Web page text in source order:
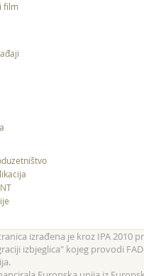
film
izrađena je kroz IPA 2010
izbjeglica" kojeg provodi